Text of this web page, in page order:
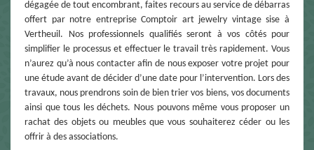
dégagée de tout encombrant, faites recours au service de débarras
offert par notre entreprise Comptoir art jewelry vintage sise à
Vertheuil. Nos professionnels qualifiés seront à vos côtés pour
simplifier le processus et effectuer le travail très rapidement. Vous
n’aurez qu’à nous contacter afin de nous exposer votre projet pour
une étude avant de décider d’une date pour l’intervention. Lors des
travaux, nous prendrons soin de bien trier vos biens, vos documents
ainsi que tous les déchets. Nous pouvons même vous proposer un
rachat des objets ou meubles que vous souhaiterez céder ou les
offrir à des associations.